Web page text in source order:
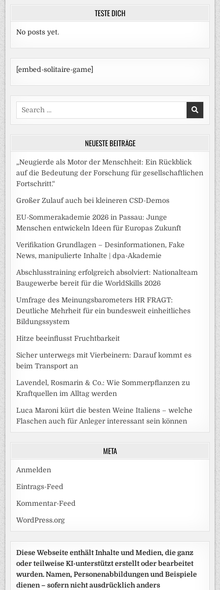
TESTE DICH
No posts yet.
[embed-solitaire-game]
Search
for:
NEUESTE BEITRÄGE
„Neugierde als Motor der Menschheit: Ein Rückblick
auf die Bedeutung der Forschung für gesellschaftlichen
Fortschritt.“
Großer Zulauf auch bei kleineren CSD-Demos
EU-Sommerakademie 2026 in Passau: Junge
Menschen entwickeln Ideen für Europas Zukunft
Verifikation Grundlagen – Desinformationen, Fake
News, manipulierte Inhalte | dpa-Akademie
Abschlusstraining erfolgreich absolviert: Nationalteam
Baugewerbe bereit für die WorldSkills 2026
Umfrage des Meinungsbarometers HR FRAGT:
Deutliche Mehrheit für ein bundesweit einheitliches
Bildungssystem
Hitze beeinflusst Fruchtbarkeit
Sicher unterwegs mit Vierbeinern: Darauf kommt es
beim Transport an
Lavendel, Rosmarin & Co.: Wie Sommerpflanzen zu
Kraftquellen im Alltag werden
Luca Maroni kürt die besten Weine Italiens – welche
Flaschen auch für Anleger interessant sein können
META
Anmelden
Eintrags-Feed
Kommentar-Feed
WordPress.org
Diese Webseite enthält Inhalte und Medien, die ganz
oder teilweise KI-unterstützt erstellt oder bearbeitet
wurden. Namen, Personenabbildungen und Beispiele
dienen – sofern nicht ausdrücklich anders